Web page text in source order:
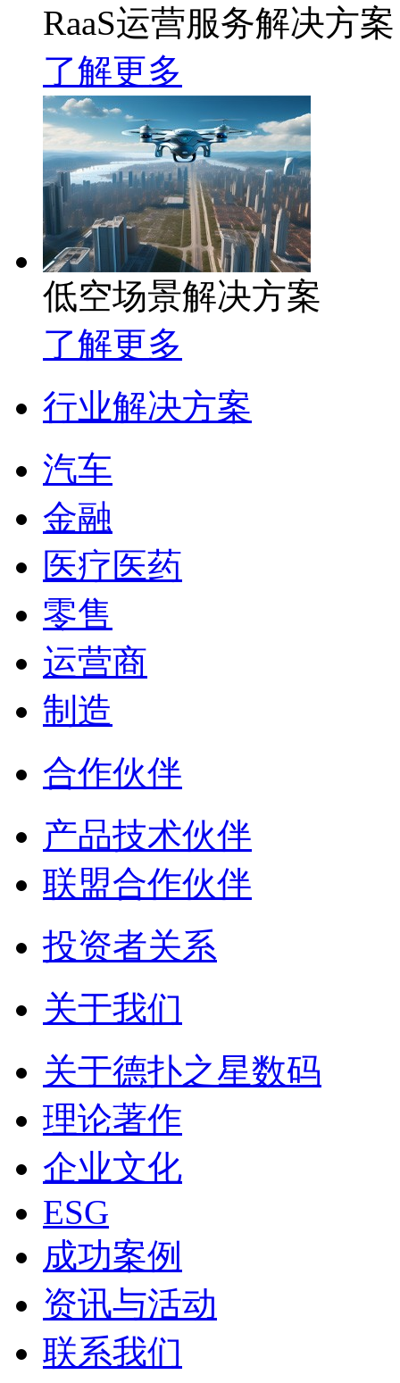
RaaS运营服务解决方案
了解更多
低空场景解决方案
了解更多
行业解决方案
汽车
金融
医疗医药
零售
运营商
制造
合作伙伴
产品技术伙伴
联盟合作伙伴
投资者关系
关于我们
关于德扑之星数码
理论著作
企业文化
ESG
成功案例
资讯与活动
联系我们